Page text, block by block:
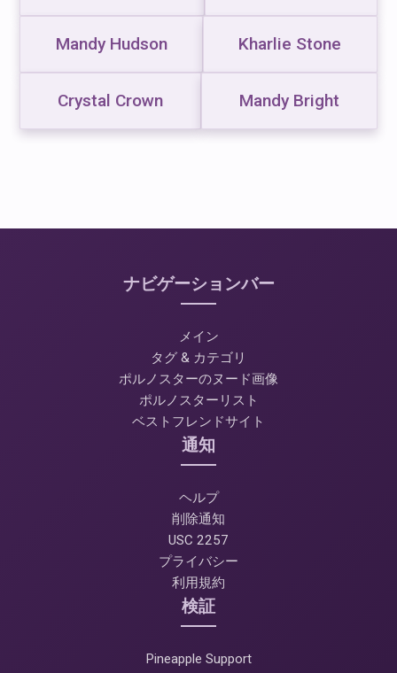
Mandy Hudson Kharlie Stone
Crystal Crown Mandy Bright
ナビゲーションバー
メイン
タグ & カテゴリ
ポルノスターのヌード画像
ポルノスターリスト
ベストフレンドサイト
通知
ヘルプ
削除通知
USC 2257
プライバシー
利用規約
検証
Pineapple Support